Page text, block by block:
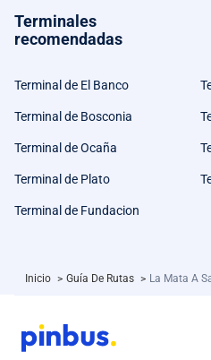
Terminales
recomendadas
Terminal de El Banco
Terminal de Bosconia
Terminal de Ocaña
Terminal de Plato
Terminal de Fundacion
Inicio > Guía De Rutas > La Mata A